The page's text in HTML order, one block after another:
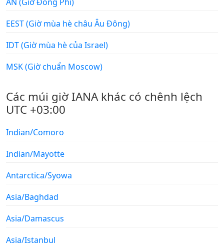
EEST (Giờ mùa hè châu Âu Đông)
IDT (Giờ mùa hè của Israel)
MSK (Giờ chuẩn Moscow)
Các múi giờ IANA khác có chênh lệch
UTC +03:00
Indian/Comoro
Indian/Mayotte
Antarctica/Syowa
Asia/Baghdad
Asia/Damascus
Asia/Istanbul